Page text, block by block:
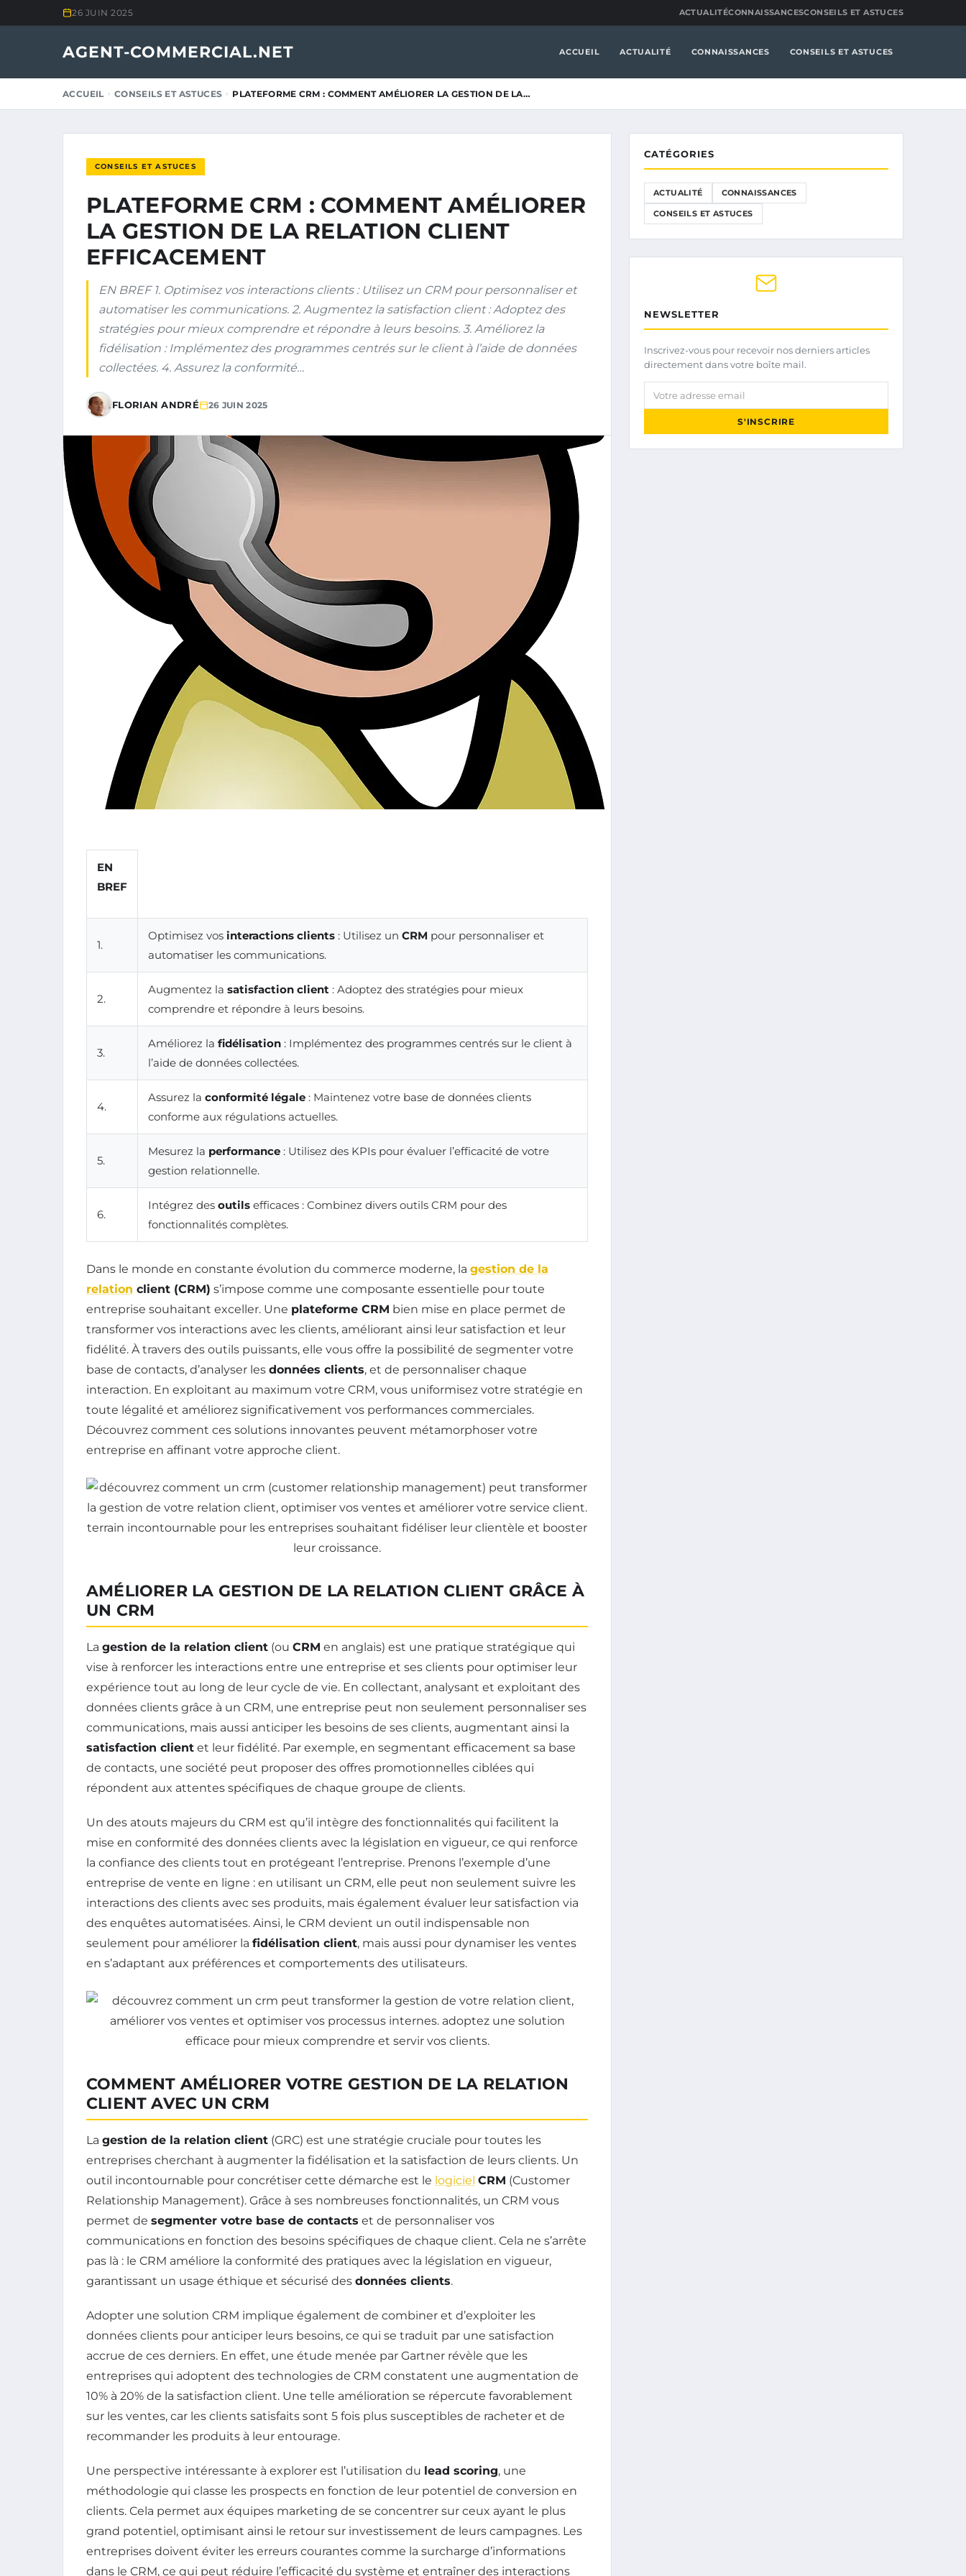
26 JUIN 2025 ACTUALITÉCONNAISSANCESCONSEILS ET ASTUCES
AGENT-COMMERCIAL.NET ACCUEIL ACTUALITÉ CONNAISSANCES CONSEILS ET ASTUCES
ACCUEIL CONSEILS ET ASTUCES PLATEFORME CRM : COMMENT AMÉLIORER LA GESTION DE LA…
CONSEILS ET ASTUCES
PLATEFORME CRM : COMMENT AMÉLIORER
LA GESTION DE LA RELATION CLIENT
EFFICACEMENT
EN BREF 1. Optimisez vos interactions clients : Utilisez un CRM pour personnaliser et
automatiser les communications. 2. Augmentez la satisfaction client : Adoptez des
stratégies pour mieux comprendre et répondre à leurs besoins. 3. Améliorez la
fidélisation : Implémentez des programmes centrés sur le client à l’aide de données
collectées. 4. Assurez la conformité…
FLORIAN ANDRÉ 26 JUIN 2025
EN
BREF
1.
Optimisez vos interactions clients : Utilisez un CRM pour personnaliser et
automatiser les communications.
2.
Augmentez la satisfaction client : Adoptez des stratégies pour mieux
comprendre et répondre à leurs besoins.
3.
Améliorez la fidélisation : Implémentez des programmes centrés sur le client à
l’aide de données collectées.
4.
Assurez la conformité légale : Maintenez votre base de données clients
conforme aux régulations actuelles.
5.
Mesurez la performance : Utilisez des KPIs pour évaluer l’efficacité de votre
gestion relationnelle.
6.
Intégrez des outils efficaces : Combinez divers outils CRM pour des
fonctionnalités complètes.
Dans le monde en constante évolution du commerce moderne, la gestion de la
relation client (CRM) s’impose comme une composante essentielle pour toute
entreprise souhaitant exceller. Une plateforme CRM bien mise en place permet de
transformer vos interactions avec les clients, améliorant ainsi leur satisfaction et leur
fidélité. À travers des outils puissants, elle vous offre la possibilité de segmenter votre
base de contacts, d’analyser les données clients, et de personnaliser chaque
interaction. En exploitant au maximum votre CRM, vous uniformisez votre stratégie en
toute légalité et améliorez significativement vos performances commerciales.
Découvrez comment ces solutions innovantes peuvent métamorphoser votre
entreprise en affinant votre approche client.
AMÉLIORER LA GESTION DE LA RELATION CLIENT GRÂCE À
UN CRM
La gestion de la relation client (ou CRM en anglais) est une pratique stratégique qui
vise à renforcer les interactions entre une entreprise et ses clients pour optimiser leur
expérience tout au long de leur cycle de vie. En collectant, analysant et exploitant des
données clients grâce à un CRM, une entreprise peut non seulement personnaliser ses
communications, mais aussi anticiper les besoins de ses clients, augmentant ainsi la
satisfaction client et leur fidélité. Par exemple, en segmentant efficacement sa base
de contacts, une société peut proposer des offres promotionnelles ciblées qui
répondent aux attentes spécifiques de chaque groupe de clients.
Un des atouts majeurs du CRM est qu’il intègre des fonctionnalités qui facilitent la
mise en conformité des données clients avec la législation en vigueur, ce qui renforce
la confiance des clients tout en protégeant l’entreprise. Prenons l’exemple d’une
entreprise de vente en ligne : en utilisant un CRM, elle peut non seulement suivre les
interactions des clients avec ses produits, mais également évaluer leur satisfaction via
des enquêtes automatisées. Ainsi, le CRM devient un outil indispensable non
seulement pour améliorer la fidélisation client, mais aussi pour dynamiser les ventes
en s’adaptant aux préférences et comportements des utilisateurs.
COMMENT AMÉLIORER VOTRE GESTION DE LA RELATION
CLIENT AVEC UN CRM
La gestion de la relation client (GRC) est une stratégie cruciale pour toutes les
entreprises cherchant à augmenter la fidélisation et la satisfaction de leurs clients. Un
outil incontournable pour concrétiser cette démarche est le logiciel CRM (Customer
Relationship Management). Grâce à ses nombreuses fonctionnalités, un CRM vous
permet de segmenter votre base de contacts et de personnaliser vos
communications en fonction des besoins spécifiques de chaque client. Cela ne s’arrête
pas là : le CRM améliore la conformité des pratiques avec la législation en vigueur,
garantissant un usage éthique et sécurisé des données clients.
Adopter une solution CRM implique également de combiner et d’exploiter les
données clients pour anticiper leurs besoins, ce qui se traduit par une satisfaction
accrue de ces derniers. En effet, une étude menée par Gartner révèle que les
entreprises qui adoptent des technologies de CRM constatent une augmentation de
10% à 20% de la satisfaction client. Une telle amélioration se répercute favorablement
sur les ventes, car les clients satisfaits sont 5 fois plus susceptibles de racheter et de
recommander les produits à leur entourage.
Une perspective intéressante à explorer est l’utilisation du lead scoring, une
méthodologie qui classe les prospects en fonction de leur potentiel de conversion en
clients. Cela permet aux équipes marketing de se concentrer sur ceux ayant le plus
grand potentiel, optimisant ainsi le retour sur investissement de leurs campagnes. Les
entreprises doivent éviter les erreurs courantes comme la surcharge d’informations
dans le CRM, ce qui peut réduire l’efficacité du système et entraîner des interactions
CATÉGORIES
ACTUALITÉ CONNAISSANCES
CONSEILS ET ASTUCES
NEWSLETTER
Inscrivez-vous pour recevoir nos derniers articles
directement dans votre boîte mail.
Votre adresse email
S'INSCRIRE